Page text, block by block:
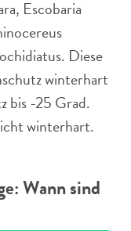
Escobaria
Diese
winterhart
bis -25 Grad.
winterhart.
Wann sind